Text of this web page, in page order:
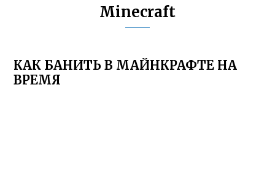
Minecraft
КАК БАНИТЬ В МАЙНКРАФТЕ НА
ВРЕМЯ